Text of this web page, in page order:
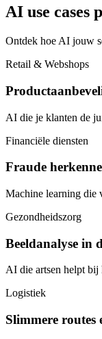
AI use cases
Ontdek hoe AI jouw
Retail & Webshops
AI die je klanten de
Financiële diensten
Fraude
Machine learning die
Gezondheidszorg
Beeldanalyse in
AI die artsen helpt bij
Logistiek
Slimmere routes